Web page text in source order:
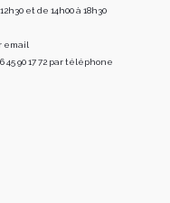
et de 14h00 à 18h30
email
90 17 72 par téléphone